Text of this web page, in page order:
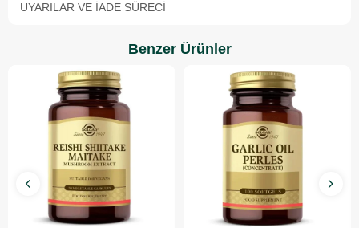
UYARILAR VE İADE SÜRECI
Benzer Ürünler